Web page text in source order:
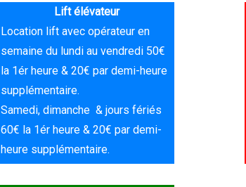
Lift élévateur
Location lift avec opérateur en
semaine du lundi au vendredi 50€
la 1ér heure & 20€ par demi-heure
supplémentaire.
Samedi, dimanche & jours fériés
60€ la 1ér heure & 20€ par demi-
heure supplémentaire.